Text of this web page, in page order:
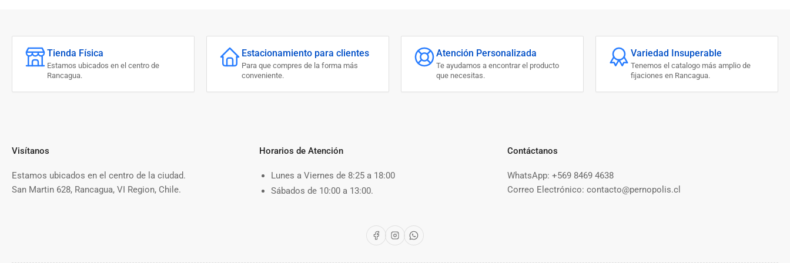
Tienda Física
Estamos ubicados en el centro de
Rancagua.
Estacionamiento para clientes
Para que compres de la forma más
conveniente.
Atención Personalizada
Te ayudamos a encontrar el producto
que necesitas.
Variedad Insuperable
Tenemos el catalogo más amplio de
fijaciones en Rancagua.
Visítanos
Estamos ubicados en el centro de la ciudad.
San Martin 628, Rancagua, VI Region, Chile.
Horarios de Atención
Lunes a Viernes de 8:25 a 18:00
Sábados de 10:00 a 13:00.
Contáctanos
WhatsApp: +569 8469 4638
Correo Electrónico: contacto@pernopolis.cl
Facebook
InstagramWhatsApp